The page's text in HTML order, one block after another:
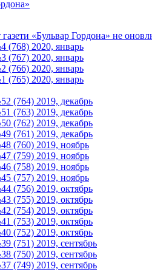
«Бульвар Гордона» не
(768) 2020, январь
(767) 2020, январь
(766) 2020, январь
(765) 2020, январь
(764) 2019, декабрь
(763) 2019, декабрь
(762) 2019, декабрь
(761) 2019, декабрь
(760) 2019, ноябрь
(759) 2019, ноябрь
(758) 2019, ноябрь
(757) 2019, ноябрь
(756) 2019, октябрь
(755) 2019, октябрь
(754) 2019, октябрь
(753) 2019, октябрь
(752) 2019, октябрь
(751) 2019, сентябрь
(750) 2019, сентябрь
(749) 2019, сентябрь